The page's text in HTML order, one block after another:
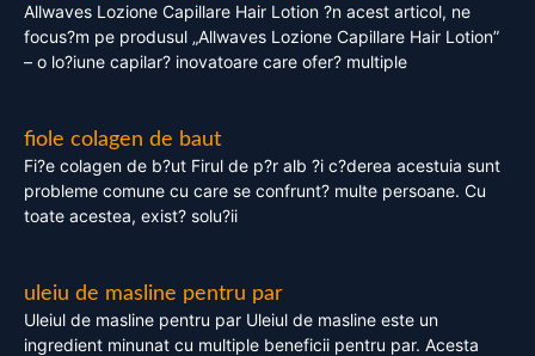
Allwaves Lozione Capillare Hair Lotion ?n acest articol, ne
focus?m pe produsul „Allwaves Lozione Capillare Hair Lotion”
– o lo?iune capilar? inovatoare care ofer? multiple
fiole colagen de baut
Fi?e colagen de b?ut Firul de p?r alb ?i c?derea acestuia sunt
probleme comune cu care se confrunt? multe persoane. Cu
toate acestea, exist? solu?ii
uleiu de masline pentru par
Uleiul de masline pentru par Uleiul de masline este un
ingredient minunat cu multiple beneficii pentru par. Acesta